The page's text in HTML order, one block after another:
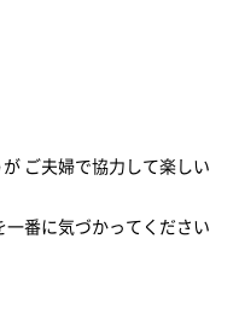
ご夫婦で協力して楽しい
番に気づかってください